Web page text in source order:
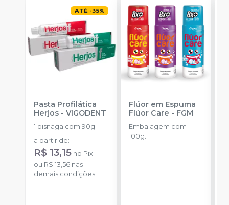
ATÉ -35%
Pasta Profilática
Herjos -VIGODENT
1 bisnaga com 90g
a partir de:
R$ 13,15 no Pix
ou R$ 13,56 nas
demais condições
Flúor em Espuma
Flúor Care - FGM
Embalagem com
100g.